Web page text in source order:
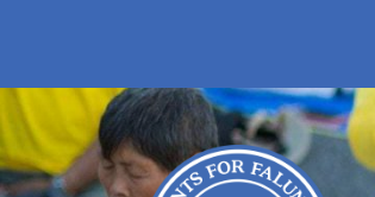
至
主
要